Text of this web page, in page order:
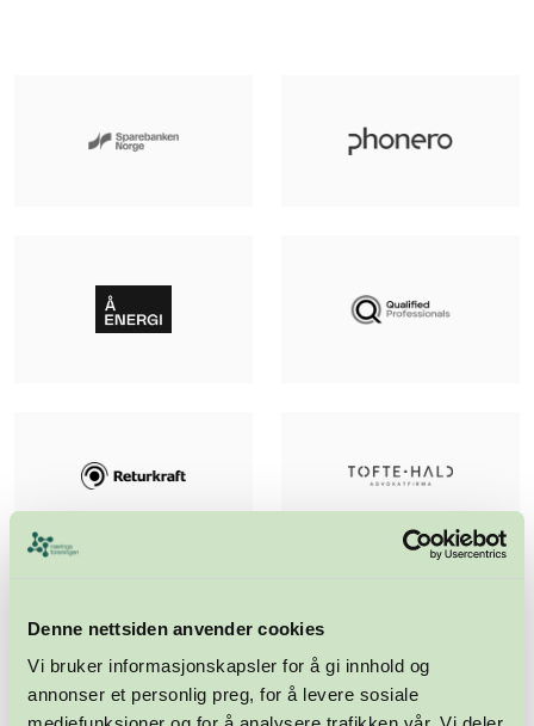
Denne nettsiden anvender cookies
Vi bruker informasjonskapsler for å gi innhold og
annonser et personlig preg, for å levere sosiale